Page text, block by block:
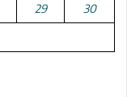
29 30